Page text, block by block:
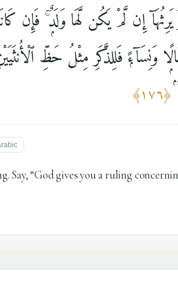
إِن لَّمْ يَكُن لَّهَا وَلَدٌۭ ۚ فَإِن كَانَتَا
وَنِسَآءًۭ فَلِلذَّكَرِ مِثْلُ حَظِّ
﴿١٧٦﴾
Say, “God gives you a ruling